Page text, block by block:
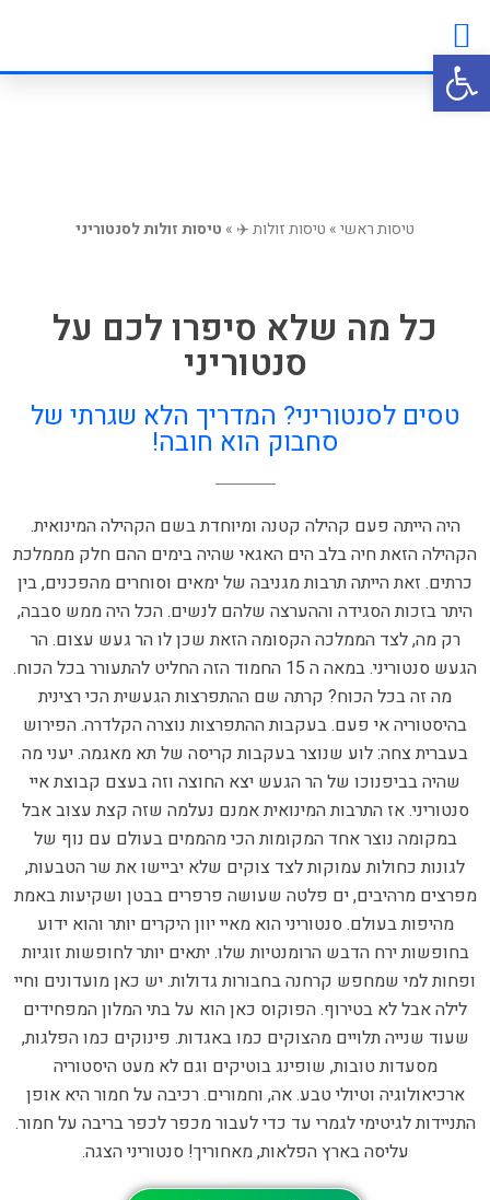
טיסות ראשי» טיסות זולות ✈️ » טיסות זולות לסנטוריני
כל מה שלא סיפרו לכם על
סנטוריני
טסים לסנטוריני? המדריך הלא שגרתי של
סחבוק הוא חובה!
היה הייתה פעם קהילה קטנה ומיוחדת בשם הקהילה המינואית.
הקהילה הזאת חיה בלב הים האגאי שהיה בימים ההם חלק מממלכת
כרתים. זאת הייתה תרבות מגניבה של ימאים וסוחרים מהפכנים, בין
היתר בזכות הסגידה וההערצה שלהם לנשים. הכל היה ממש סבבה,
רק מה, לצד הממלכה הקסומה הזאת שכן לו הר געש עצום. הר
הגעש סנטוריני. במאה ה 15 החמוד הזה החליט להתעורר בכל הכוח.
מה זה בכל הכוח? קרתה שם ההתפרצות הגעשית הכי רצינית
בהיסטוריה אי פעם. בעקבות ההתפרצות נוצרה הקלדרה. הפירוש
בעברית צחה: לוע שנוצר בעקבות קריסה של תא מאגמה. יעני מה
שהיה בביפנוכו של הר הגעש יצא החוצה וזה בעצם קבוצת איי
סנטוריני. אז התרבות המינואית אמנם נעלמה שזה קצת עצוב אבל
במקומה נוצר אחד המקומות הכי מהממים בעולם עם נוף של
לגונות כחולות עמוקות לצד צוקים שלא יביישו את שר הטבעות,
מפרצים מרהיבים, ים פלטה שעושה פרפרים בבטן ושקיעות באמת
מהיפות בעולם. סנטוריני הוא מאיי יוון היקרים יותר והוא ידוע
בחופשות ירח הדבש הרומנטיות שלו. יתאים יותר לחופשות זוגיות
ופחות למי שמחפש קרחנה בחבורות גדולות. יש כאן מועדונים וחיי
לילה אבל לא בטירוף. הפוקוס כאן הוא על בתי המלון המפחידים
שעוד שנייה תלויים מהצוקים כמו באגדות. פינוקים כמו הפלגות,
מסעדות טובות, שופינג בוטיקים וגם לא מעט היסטוריה
ארכיאולוגיה וטיולי טבע. אה, וחמורים. רכיבה על חמור היא אופן
התניידות לגיטימי לגמרי עד כדי לעבור מכפר לכפר בריבה על חמור.
עליסה בארץ הפלאות, מאחוריך! סנטוריני הצגה.
פתח סרגל נגישות